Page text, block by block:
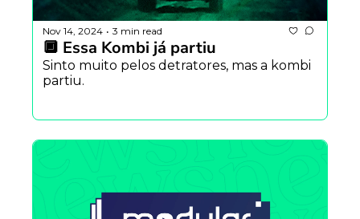
Nov 14, 2024 • 3 min read
🔲 Essa Kombi já partiu
Sinto muito pelos detratores, mas a kombi
partiu.